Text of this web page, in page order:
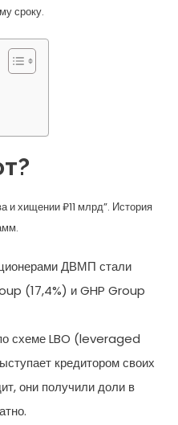
сроку.
и хищении ₽11 млрд”. История
ДВМП стали
(17,4%) и GHP Group
схеме LBO (leveraged
кредитором своих
они получили доли в